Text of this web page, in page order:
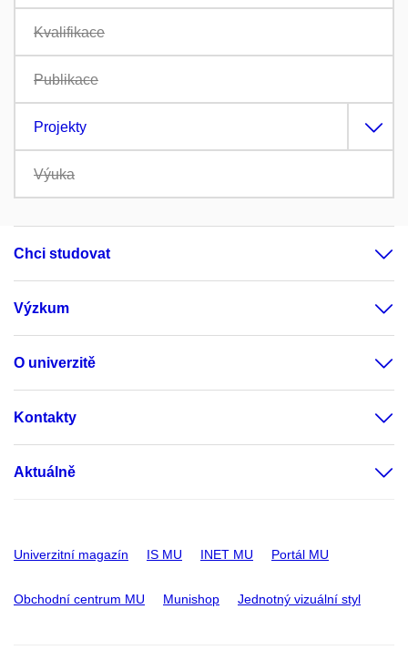
Kvalifikace
Publikace
Projekty
Výuka
Chci studovat
Výzkum
O univerzitě
Kontakty
Aktuálně
Univerzitní magazín IS MU INET MU Portál MU
Obchodní centrum MU Munishop Jednotný vizuální styl